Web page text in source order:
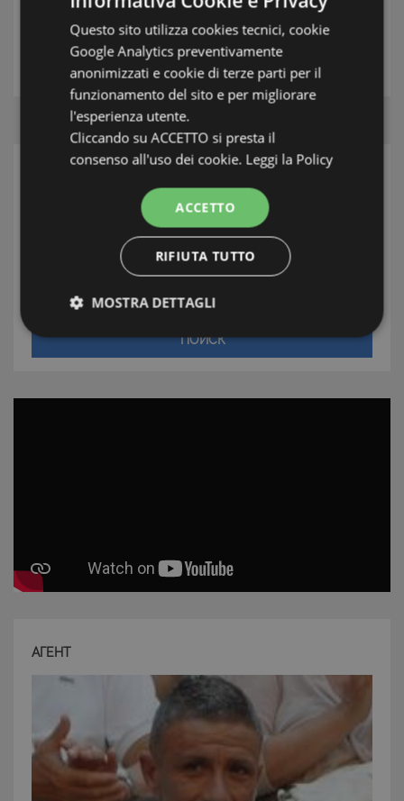
АГЕНТ
Местонахождение
ПОИСК
АГЕНТ
Questo sito utilizza cookies tecnici, cookie
Google Analytics preventivamente
anonimizzati e cookie di terze parti per il
funzionamento del sito e per migliorare
l'esperienza utente.
Cliccando su ACCETTO si presta il
consenso all'uso dei cookie. Leggi la Policy
ACCETTO
RIFIUTA TUTTO
MOSTRA DETTAGLI
Strettamente necessari e Statistiche
cookie strettamente necessari.